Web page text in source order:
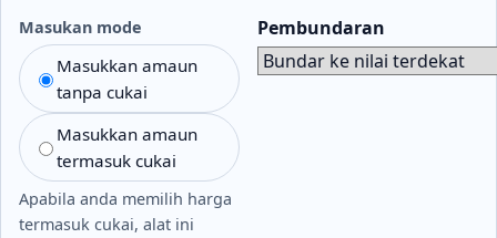
Masukan mode
Masukkan amaun
tanpa cukai
Masukkan amaun
termasuk cukai
Apabila anda memilih harga
termasuk cukai, alat ini
Pembundaran